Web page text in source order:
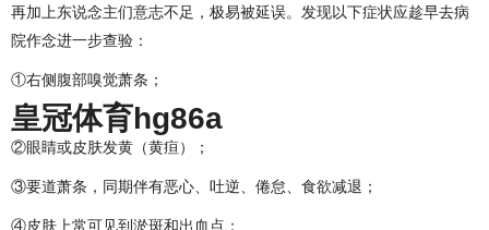
再加上东说念主们意志不足，极易被延误。发现以下症状应趁早去病
院作念进一步查验：
①右侧腹部嗅觉萧条；
皇冠体育hg86a
②眼睛或皮肤发黄（黄疸）；
③要道萧条，同期伴有恶心、吐逆、倦怠、食欲减退；
④皮肤上常可见到淤斑和出血点；